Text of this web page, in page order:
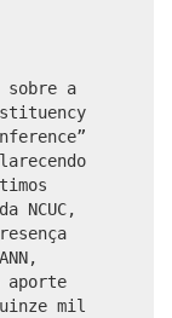
sobre a
NCUC,
aporte
mil